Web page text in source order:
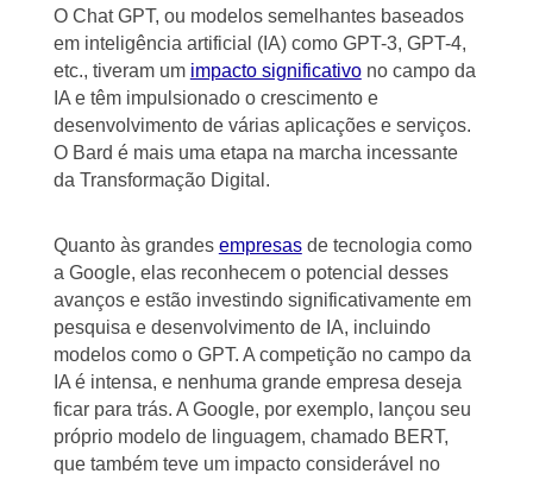
O Chat GPT, ou modelos semelhantes baseados
em inteligência artificial (IA) como GPT-3, GPT-4,
etc., tiveram um impacto significativono campo da
IA e têm impulsionado o crescimento e
desenvolvimento de várias aplicações e serviços.
O Bard é mais uma etapa na marcha incessante
da Transformação Digital.
Quanto às grandes empresasde tecnologia como
a Google, elas reconhecem o potencial desses
avanços e estão investindo significativamente em
pesquisa e desenvolvimento de IA, incluindo
modelos como o GPT. A competição no campo da
IA é intensa, e nenhuma grande empresa deseja
ficar para trás. A Google, por exemplo, lançou seu
próprio modelo de linguagem, chamado BERT,
que também teve um impacto considerável no